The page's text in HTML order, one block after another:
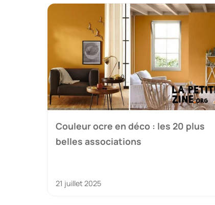
Couleur ocre en déco : les 20 plus
belles associations
21 juillet 2025